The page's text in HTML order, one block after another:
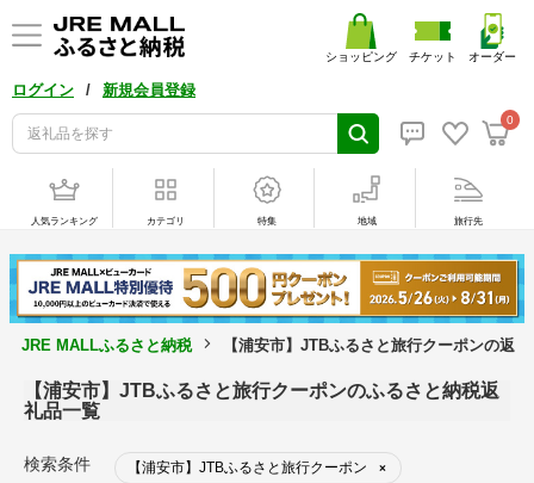
ログイン / 新規会員登録
0
ショッピング チケット オーダー
人気ランキング カテゴリ 特集 地域 旅行先
JRE MALLふるさと納税 【浦安市】JTBふるさと旅行クーポンの返
【浦安市】JTBふるさと旅行クーポンのふるさと納税返
礼品一覧
検索条件 【浦安市】JTBふるさと旅行クーポン ×